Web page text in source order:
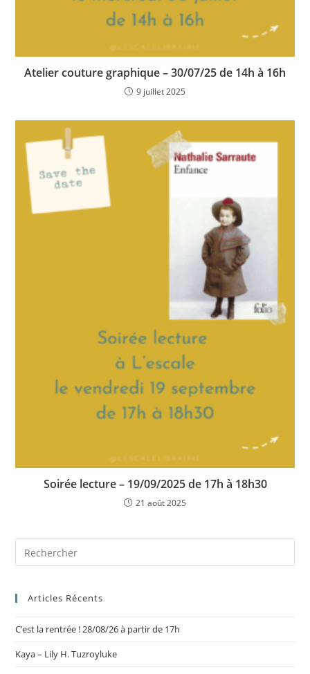
Atelier couture graphique – 30/07/25 de 14h à 16h
9 juillet 2025
Soirée lecture – 19/09/2025 de 17h à 18h30
21 août 2025
Articles Récents
C’est la rentrée ! 28/08/26 à partir de 17h
Kaya – Lily H. Tuzroyluke